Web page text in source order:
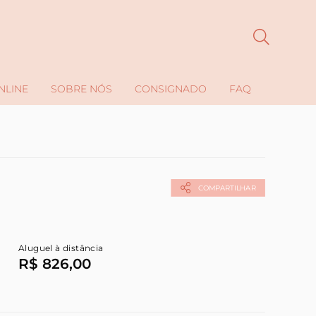
SOBRE NÓS CONSIGNADO FAQ
COMPARTILHAR
Aluguel à distância
R$ 826,00